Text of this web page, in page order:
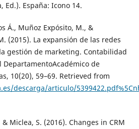
Ed.). España: Icono 14.
Á., Muñoz Expósito, M., &
(2015). La expansión de las redes
gestión de marketing. Contabilidad
DepartamentoAcadémico de
10(20), 59–69. Retrieved from
descarga/articulo/
Miclea, S. (2016). Changes in CRM